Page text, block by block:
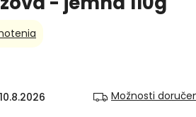
10.8.2026 Možnosti